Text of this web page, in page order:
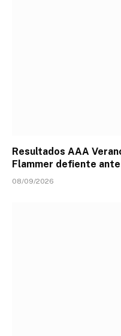
Resultados AAA
Flammer defiente
08/09/2026